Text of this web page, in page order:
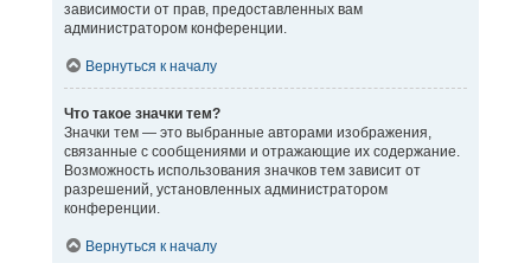
зависимости от прав, предоставленных вам
администратором конференции.
Вернуться к началу
Что такое значки тем?
Значки тем — это выбранные авторами изображения,
связанные с сообщениями и отражающие их содержание.
Возможность использования значков тем зависит от
разрешений, установленных администратором
конференции.
Вернуться к началу